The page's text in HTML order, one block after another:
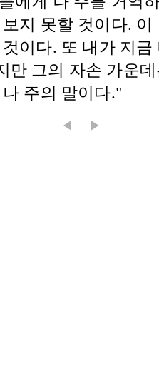
지 못할 것이다.
이다. 또 내가 지
만 그의 자손 가운
주의 말이다."